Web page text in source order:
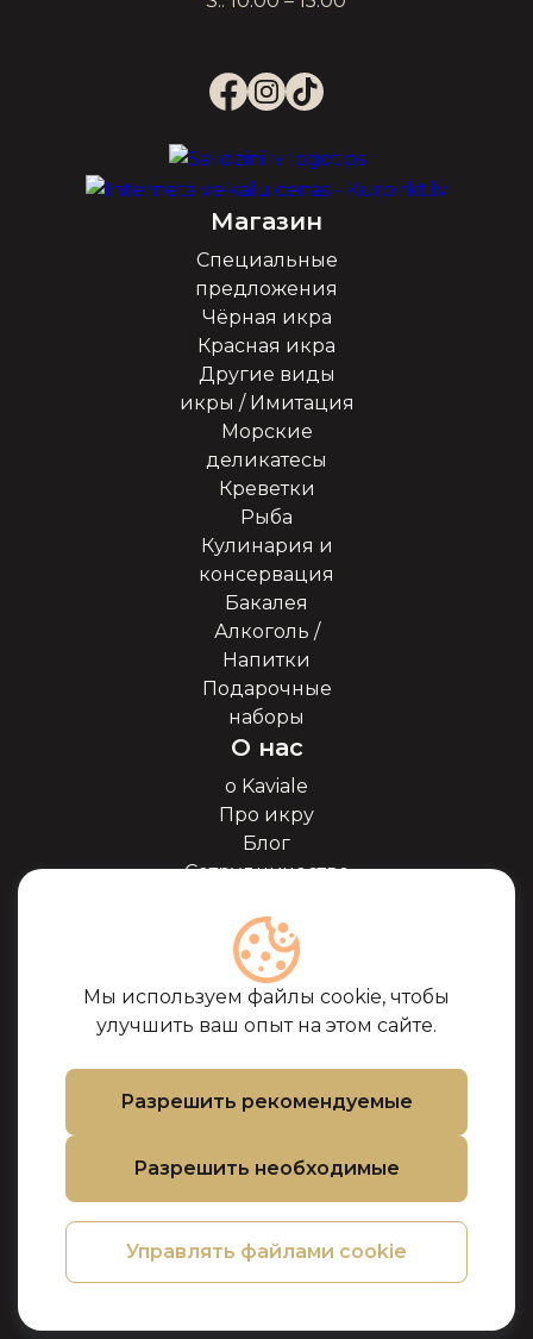
Мы используем файлы cookie, чтобы
улучшить ваш опыт на этом сайте.
Разрешить рекомендуемые
Разрешить необходимые
Управлять файлами cookie
Магазин
Специальные
предложения
Чёрная икра
Красная икра
Другие виды
икры / Имитация
Морские
деликатесы
Креветки
Рыба
Кулинария и
консервация
Бакалея
Алкоголь /
Напитки
Подарочные
наборы
О нас
о Kaviale
Про икру
Блог
Сотрудничество
Сертификаты
Часто задоваемые
вопросы
Поддержка
Политика
файлов cookie
Политика
конфиденциальности
Политика
возврата товара и